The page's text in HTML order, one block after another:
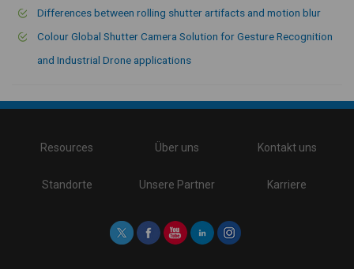
Differences between rolling shutter artifacts and motion blur
Colour Global Shutter Camera Solution for Gesture Recognition
and Industrial Drone applications
Resources Über uns Kontakt uns
Standorte Unsere Partner Karriere
\